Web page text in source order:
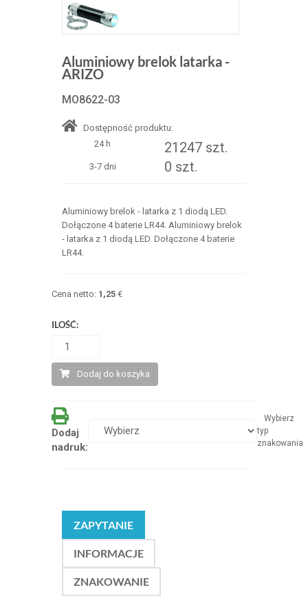
Aluminiowy brelok latarka -
ARIZO
MO8622-03
Dostępność produktu:
24 h
21247 szt.
3-7 dni 0 szt.
Aluminiowy brelok - latarka z 1 diodą LED.
Dołączone 4 baterie LR44. Aluminiowy brelok
- latarka z 1 diodą LED. Dołączone 4 baterie
LR44.
Cena netto: 1,25€
ILOŚĆ:
Dodaj do koszyka
Dodaj
nadruk:
Wybierz
typ
znakowania
ZAPYTANIE
INFORMACJE
ZNAKOWANIE